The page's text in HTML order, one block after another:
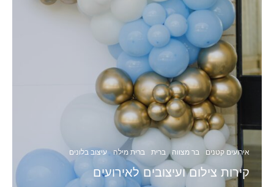
אירועים קטנים בר מצווה ברית ברית מילה עיצוב בלונים
קירות צילום ועיצובים לאירועים